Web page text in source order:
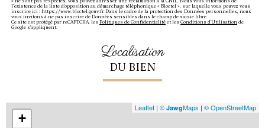
l’existence de la liste d'opposition au démarchage téléphonique « Bloctel », sur laquelle vous pouvez vous
inscrire ici : https://www.bloctel.gouv.fr Dans le cadre de la protection des Données personnelles, nous
vous invitons à ne pas inscrire de Données sensibles dans le champ de saisie libre.
Ce site est protégé par reCAPTCHA, les Politiques de Confidentialité et les Conditions d'Utilisation de
Google s'appliquent.
localisation
DU BIEN
+
Leaflet | © JawgMaps | © OpenStreetMap